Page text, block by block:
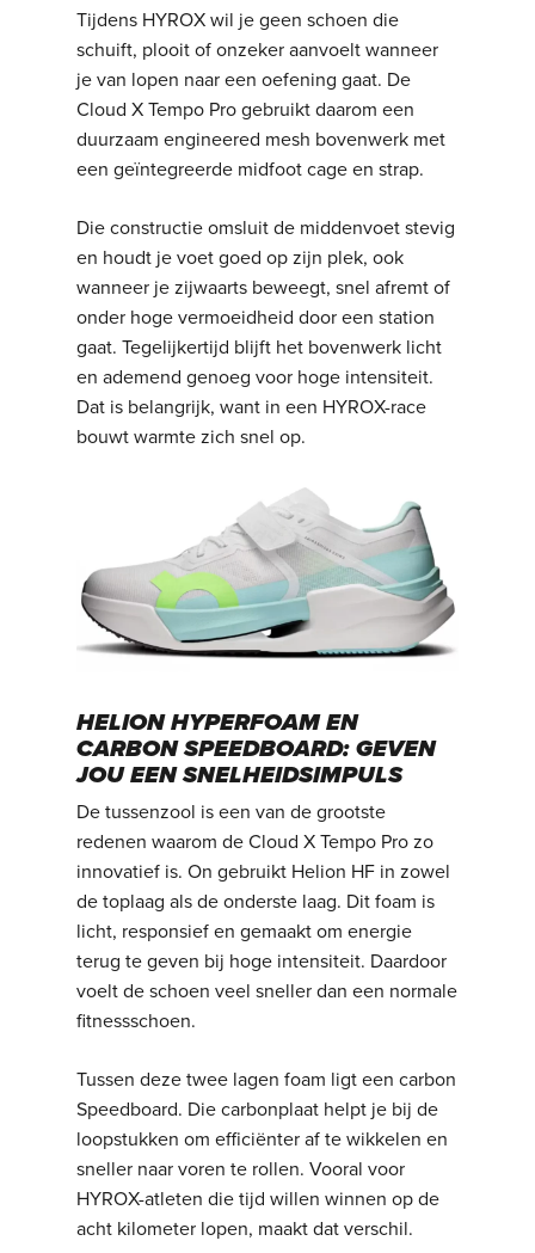
Tijdens HYROX wil je geen schoen die
schuift, plooit of onzeker aanvoelt wanneer
je van lopen naar een oefening gaat. De
Cloud X Tempo Pro gebruikt daarom een
duurzaam engineered mesh bovenwerk met
een geïntegreerde midfoot cage en strap.
Die constructie omsluit de middenvoet stevig
en houdt je voet goed op zijn plek, ook
wanneer je zijwaarts beweegt, snel afremt of
onder hoge vermoeidheid door een station
gaat. Tegelijkertijd blijft het bovenwerk licht
en ademend genoeg voor hoge intensiteit.
Dat is belangrijk, want in een HYROX-race
bouwt warmte zich snel op.
HELION HYPERFOAM EN
CARBON SPEEDBOARD: GEVEN
JOU EEN SNELHEIDSIMPULS
De tussenzool is een van de grootste
redenen waarom de Cloud X Tempo Pro zo
innovatief is. On gebruikt Helion HF in zowel
de toplaag als de onderste laag. Dit foam is
licht, responsief en gemaakt om energie
terug te geven bij hoge intensiteit. Daardoor
voelt de schoen veel sneller dan een normale
fitnessschoen.
Tussen deze twee lagen foam ligt een carbon
Speedboard. Die carbonplaat helpt je bij de
loopstukken om efficiënter af te wikkelen en
sneller naar voren te rollen. Vooral voor
HYROX-atleten die tijd willen winnen op de
acht kilometer lopen, maakt dat verschil.